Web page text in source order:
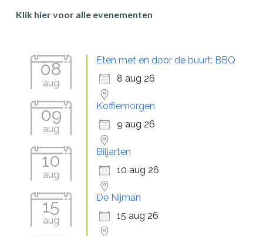
Sidebar
Klik hier voor alle evenementen
08
aug
Eten met en door de buurt: BBQ
8 aug 26
09
aug
Koffiemorgen
9 aug 26
10
aug
Biljarten
10 aug 26
15
aug
De Nijman
15 aug 26